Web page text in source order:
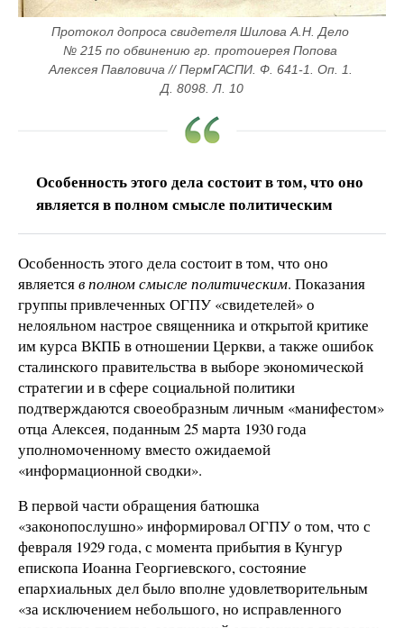
Протокол допроса свидетеля Шилова А.Н. Дело
№ 215 по обвинению гр. протоиерея Попова
Алексея Павловича // ПермГАСПИ. Ф. 641-1. Оп. 1.
Д. 8098. Л. 10
Особенность этого дела состоит в том, что оно
является в полном смысле политическим
Особенность этого дела состоит в том, что оно
являетсяв полном смысле политическим. Показания
группы привлеченных ОГПУ «свидетелей» о
нелояльном настрое священника и открытой критике
им курса ВКПБ в отношении Церкви, а также ошибок
сталинского правительства в выборе экономической
стратегии и в сфере социальной политики
подтверждаются своеобразным личным «манифестом»
отца Алексея, поданным 25 марта 1930 года
уполномоченному вместо ожидаемой
«информационной сводки».
В первой части обращения батюшка
«законопослушно» информировал ОГПУ о том, что с
февраля 1929 года, с момента прибытия в Кунгур
епископа Иоанна Георгиевского, состояние
епархиальных дел было вполне удовлетворительным
«за исключением небольшого, но исправленного